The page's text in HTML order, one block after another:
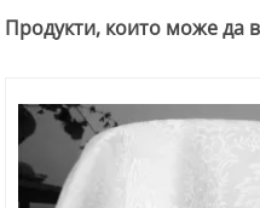
Продукти, които може да